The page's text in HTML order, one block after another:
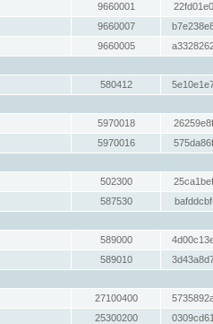
9660001
9660007
9660005
580412
5970018
5970016
502300
587530
589000
589010
27100400
25300200